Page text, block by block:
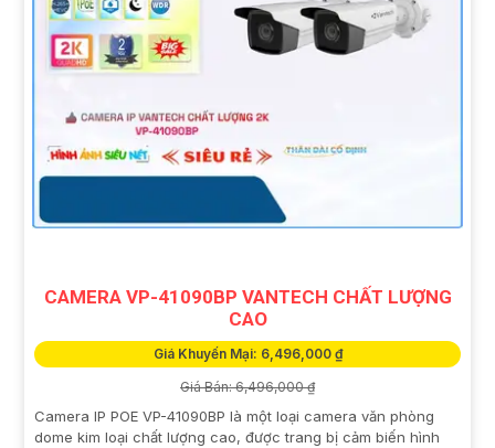
CAMERA VP-41090BP VANTECH CHẤT LƯỢNG
CAO
Giá Khuyến Mại: 6,496,000 ₫
Giá Bán: 6,496,000 ₫
Camera IP POE VP-41090BP là một loại camera văn phòng
dome kim loại chất lượng cao, được trang bị cảm biến hình